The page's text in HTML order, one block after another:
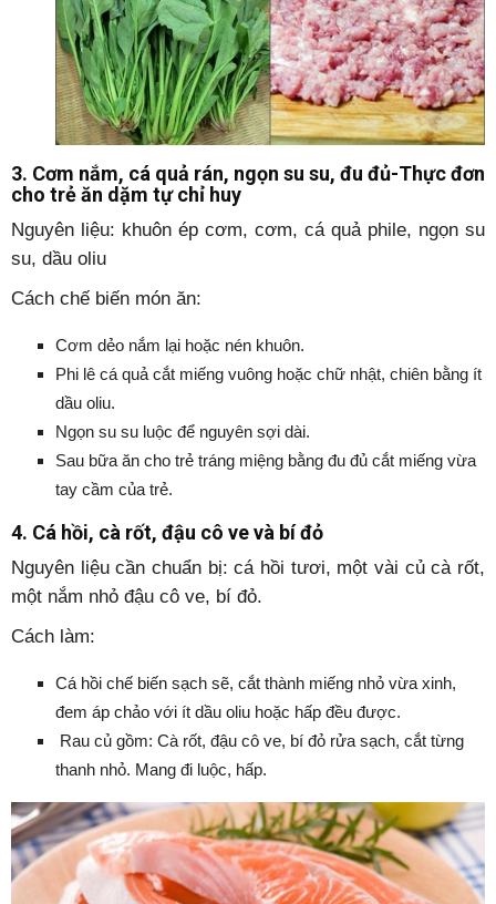
3. Cơm nắm, cá quả rán, ngọn su su, đu đủ-Thực đơn
cho trẻ ăn dặm tự chỉ huy
Nguyên liệu: khuôn ép cơm, cơm, cá quả phile, ngọn su
su, dầu oliu
Cách chế biến món ăn:
Cơm dẻo nắm lại hoặc nén khuôn.
Phi lê cá quả cắt miếng vuông hoặc chữ nhật, chiên bằng ít
dầu oliu.
Ngọn su su luộc để nguyên sợi dài.
Sau bữa ăn cho trẻ tráng miệng bằng đu đủ cắt miếng vừa
tay cầm của trẻ.
4. Cá hồi, cà rốt, đậu cô ve và bí đỏ
Nguyên liệu cần chuẩn bị: cá hồi tươi, một vài củ cà rốt,
một nắm nhỏ đậu cô ve, bí đỏ.
Cách làm:
Cá hồi chế biến sạch sẽ, cắt thành miếng nhỏ vừa xinh,
đem áp chảo với ít dầu oliu hoặc hấp đều được.
Rau củ gồm: Cà rốt, đậu cô ve, bí đỏ rửa sạch, cắt từng
thanh nhỏ. Mang đi luộc, hấp.